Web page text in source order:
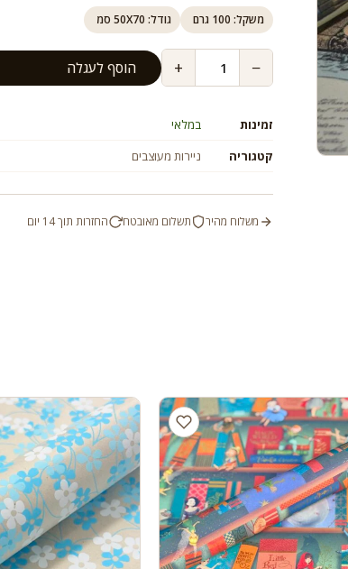
משקל: 100 גרם גודל: 50X70 סמ
−
+ הוסף לעגלה
זמינות
במלאי
קטגוריה
ניירות מעוצבים
משלוח מהיר תשלום מאובטח החזרות תוך 14 יום